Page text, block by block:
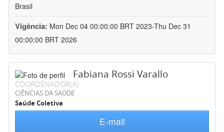
Brasil
Vigência: Mon Dec 04 00:00:00 BRT 2023-Thu Dec 31
00:00:00 BRT 2026
Fabiana Rossi Varallo
COORDENADOR(A)
CIÊNCIAS DA SAÚDE
Saúde Coletiva
E-mail